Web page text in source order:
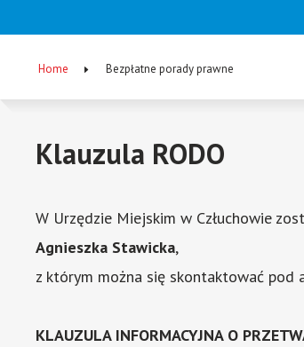
(EN)Breadcrumb
Home Bezpłatne porady prawne
Klauzula RODO
W Urzędzie Miejskim w Człuchowie
Agnieszka Stawicka,
z którym można się skontaktować pod
KLAUZULA INFORMACYJNA O